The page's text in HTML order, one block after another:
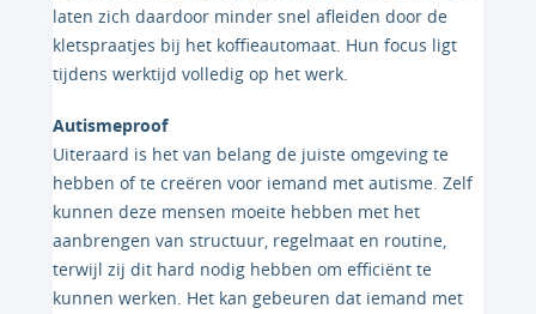
laten zich daardoor minder snel afleiden door de
kletspraatjes bij het koffieautomaat. Hun focus ligt
tijdens werktijd volledig op het werk.
Autismeproof
Uiteraard is het van belang de juiste omgeving te
hebben of te creëren voor iemand met autisme. Zelf
kunnen deze mensen moeite hebben met het
aanbrengen van structuur, regelmaat en routine,
terwijl zij dit hard nodig hebben om efficiënt te
kunnen werken. Het kan gebeuren dat iemand met